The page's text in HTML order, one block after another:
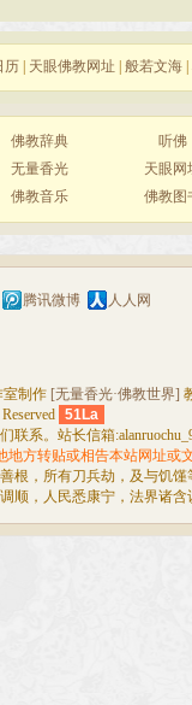
历 天眼佛教网址 般若文海
佛教辞典
听佛
无量香光
天眼网
佛教音乐 佛教图
腾讯微博 人人网
室制作 [无量香光·佛教世界]
51La
系。站长信箱
地方转贴或相告本站网址或
根，所有刀兵劫，及与饥
顺，人民悉康宁，法界诸含